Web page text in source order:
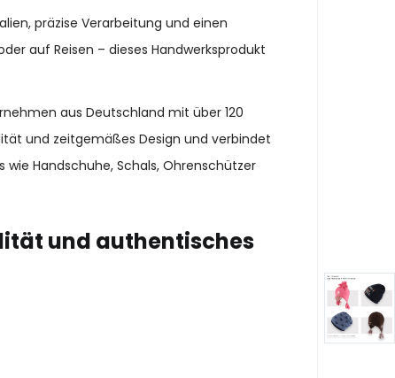
präzise Verarbeitung und einen
auf Reisen – dieses Handwerksprodukt
aus Deutschland mit über 120
und zeitgemäßes Design und verbindet
Handschuhe, Schals, Ohrenschützer
und authentisches